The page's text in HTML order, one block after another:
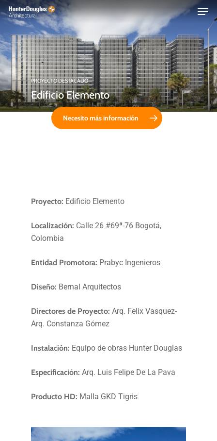
Skip
to
content
PROYECTO DESTACADO
Edificio Elemento
Necesito más información
Proyecto: Edificio Elemento
Localización: Calle 26 #69ª-76 Bogotá,
Colombia
Entidad Promotora: Prabyc Ingenieros
Diseño: Bernal Arquitectos
Directores de Proyecto:Arq. Felix Vasquez-
Arq. Constanza Gómez
Instalación: Equipo de obras Hunter Douglas
Especificación:Arq. Luis Felipe De La Pava
Producto HD: Malla GKD Tigris
EDIFICIO
Menu